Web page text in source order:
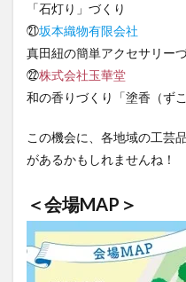
「石灯り」づくり
㉑坂本織物有限会社
真田紐の簡単アクセサリー
㉒株式会社玉華堂
和の香りづくり「塗香（ずこ
この機会に、各地域の工芸
があるかもしれませんね！
＜会場MAP＞